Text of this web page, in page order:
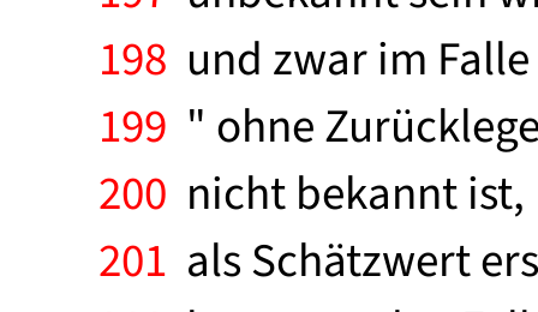
198 und zwar im
199 " ohne
200 nicht bekannt
201 als Schätzwert